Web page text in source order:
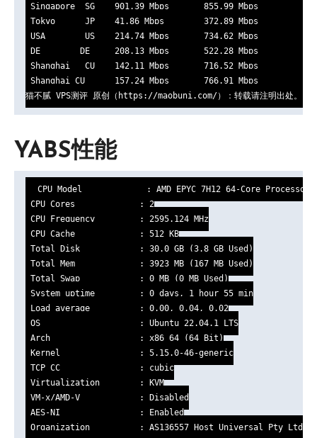
Singapore  SG    901.39 Mbps       855.99 Mbps
Tokyo      JP    41.86 Mbps        372.89 Mbps
USA        US    214.74 Mbps       734.62 Mbps
DE        DE     208.13 Mbps       522.28 Mbps
Shanghai   CU    142.11 Mbps       716.52 Mbps
Shanghai CU      157.24 Mbps       766.91 Mbps
猫不腻 VPS测评 原创（https://maobuni.com/）：转载请注明出处。
YABS性能
CPU Model             : AMD EPYC 7H12 64-Core Processor
CPU Cores             : 2
CPU Frequency         : 2595.124 MHz
CPU Cache             : 512 KB
Total Disk            : 30.0 GB (3.8 GB Used)
Total Mem             : 3923 MB (167 MB Used)
Total Swap            : 0 MB (0 MB Used)
System uptime         : 0 days, 1 hour 55 min
Load average          : 0.00, 0.04, 0.02
OS                    : Ubuntu 22.04.1 LTS
Arch                  : x86_64 (64 Bit)
Kernel                : 5.15.0-46-generic
TCP CC                : cubic
Virtualization        : KVM
VM-x/AMD-V            : Disabled
AES-NI                : Enabled
Organization          : AS136557 Host Universal Pty Ltd